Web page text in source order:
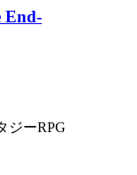
End-
ジーRPG